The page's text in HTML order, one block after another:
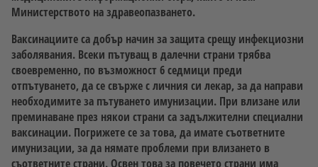
Министерството на здравеопазването.
Ваксинациите са добър начин за защита срещу инфекциозни
заболявания. Всеки пътуващ в далечни страни трябва
своевременно, по възможност 6 седмици преди
отпътуването, да се свърже с личния си лекар, за да направи
необходимите за пътуването имунизации. При влизане или
преминаване през някои страни са задължителни специални
ваксинации. Погрижете се за това, да имате съответните
имунизации, за да нямате проблеми при влизането в
съответните страни. Освен това за повечето страни има